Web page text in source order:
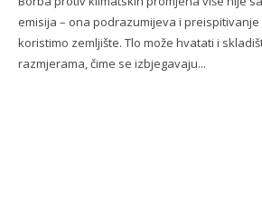
emisija – ona podrazumijeva i
koristimo zemljište. Tlo može hvatati i
razmjerama, čime se izbjegavaju...